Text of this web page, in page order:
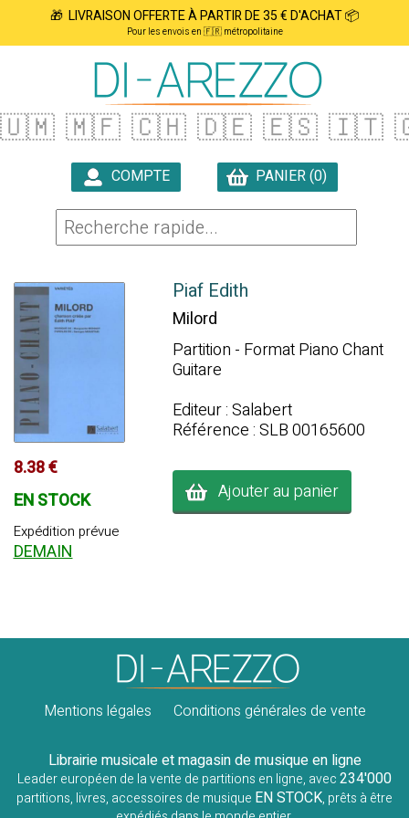
🎁 LIVRAISON OFFERTE À PARTIR DE 35 € D'ACHAT 📦
Pour les envois en 🇫🇷 métropolitaine
🇺🇲 🇲🇫 🇨🇭 🇩🇪 🇪🇸 🇮🇹
COMPTE
PANIER (0)
8.38 €
EN STOCK
Expédition prévue
DEMAIN
Piaf Edith
Milord
Partition - Format Piano Chant
Guitare
Editeur : Salabert
Référence : SLB 00165600
Ajouter au panier
Mentions légales Conditions générales de vente
Librairie musicale et magasin de musique en ligne
Leader européen de la vente de partitions en ligne, avec234'000
partitions, livres, accessoires de musique EN STOCK, prêts à être